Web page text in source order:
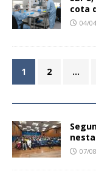
cota
04/
1 2 …
07/